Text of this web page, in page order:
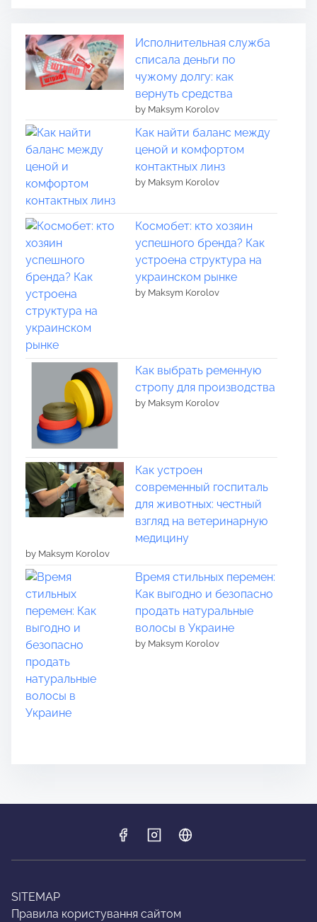
Исполнительная служба
списала деньги по
чужому долгу: как
вернуть средства
by Maksym Korolov
Как найти баланс между
ценой и комфортом
контактных линз
by Maksym Korolov
Космобет: кто хозяин
успешного бренда? Как
устроена структура на
украинском рынке
by Maksym Korolov
Как выбрать ременную
стропу для производства
by Maksym Korolov
Как устроен
современный госпиталь
для животных: честный
взгляд на ветеринарную
медицину
by Maksym Korolov
Время стильных перемен:
Как выгодно и безопасно
продать натуральные
волосы в Украине
by Maksym Korolov
SITEMAP
Правила користування сайтом